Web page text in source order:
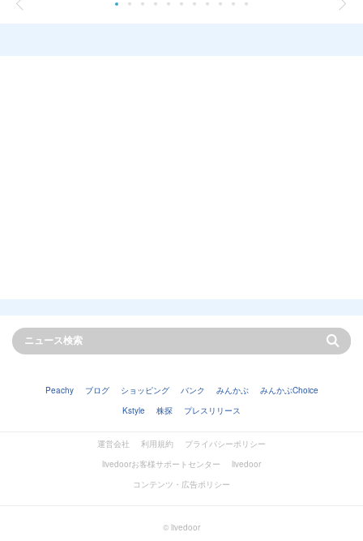
Peachy ブログ ショッピング バンク みんかぶ
みんかぶChoice
Kstyle
株探 プレスリリース
運営会社 利用規約
プライバシーポリシー
livedoorお客様サポートセンター
livedoor
コンテンツ・広告ポリシー
© livedoor